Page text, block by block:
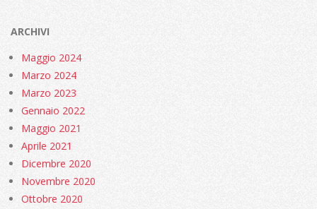
ARCHIVI
Maggio 2024
Marzo 2024
Marzo 2023
Gennaio 2022
Maggio 2021
Aprile 2021
Dicembre 2020
Novembre 2020
Ottobre 2020